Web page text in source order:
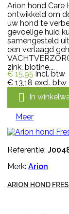
Arion hond Care
ontwikkeld om
uw hond te
gevoelige huid
samengesteld
een verlaagd
zink, biotine,...
€ 15,95 incl. btw
€ 13,18 excl. btw
 In
Meer
Referentie:
Merk: Arion
ARION HOND